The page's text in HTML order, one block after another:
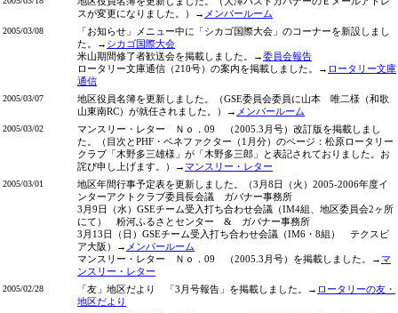
スが変更になりました。）→ メンバールーム
2005/03/08
「お知らせ」メニュー中に「シカゴ国際大会」のコーナーを新設しまし
た。→ シカゴ国際大会
米山期間修了者歓送会を掲載しました。→委員会報告
ロータリー文庫通信（210号）の案内を掲載しました。→ ロータリー文庫
通信
2005/03/07
地区役員名簿を更新しました。（GSE委員会委員に山本 唯二様（和歌
山東南RC）が就任されました。）→ メンバールーム
2005/03/02
マンスリー・レター Ｎｏ．09 （2005.3月号）改訂版を掲載しまし
た。（目次とPHF・ベネファクター（1月分）のページ：松原ロータリー
クラブ「木野多三雄様」が「木野多三郎」と表記されておりました。お
詫び申し上げます。）→マンスリー・レター
2005/03/01
地区年間行事予定表を更新しました。（3月8日（火）2005-2006年度イ
ンターアクトクラブ委員長会議 ガバナー事務所
3月9日（水）GSEチーム受入打ち合わせ会議（IM4組、地区委員会2ヶ所
にて） 粉河ふるさとセンター & ガバナー事務所
3月13日（日）GSEチーム受入打ち合わせ会議（IM6・8組） テクスピ
ア大阪）→ メンバールーム
マンスリー・レター Ｎｏ．09 （2005.3月号）を掲載しました。→マ
ンスリー・レター
2005/02/28 「友」地区だより 「3月号報告」を掲載しました。→ ロータリーの友・
地区だより